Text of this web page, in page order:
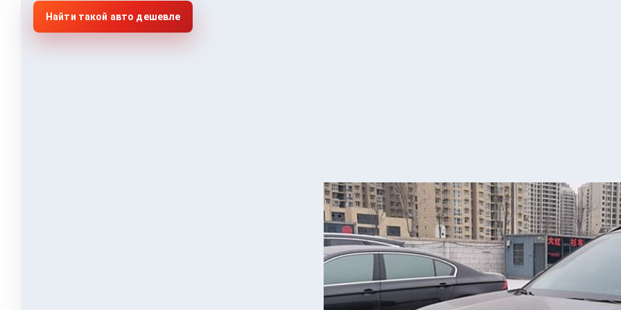
Найти такой авто дешевле